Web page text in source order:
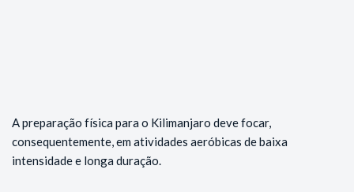
A preparação física para o Kilimanjaro deve focar,
consequentemente, em atividades aeróbicas de baixa
intensidade e longa duração.